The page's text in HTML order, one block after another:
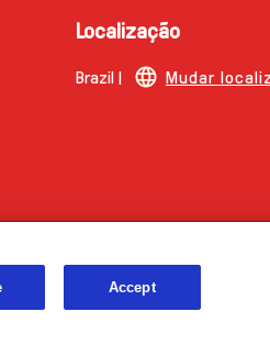
Localização
Brazil | Mudar
Accept